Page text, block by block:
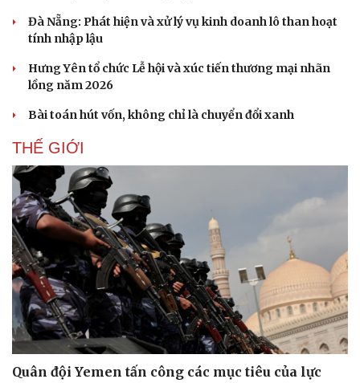
Đà Nẵng: Phát hiện và xử lý vụ kinh doanh lô than hoạt
tính nhập lậu
Hưng Yên tổ chức Lễ hội và xúc tiến thương mại nhãn
lồng năm 2026
Bài toán hút vốn, không chỉ là chuyển đổi xanh
THẾ GIỚI
Quân đội Yemen tấn công các mục tiêu của lực